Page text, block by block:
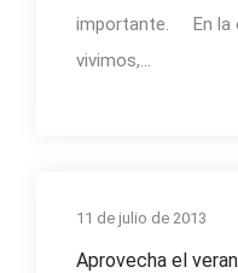
importante. En la
vivimos,...
11 de julio de 2013
Aprovecha el